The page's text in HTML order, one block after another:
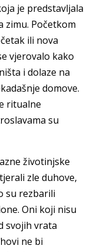
je predstavljala
zimu. Početkom
ili nova
vjerovalo kako
i dolaze na
domove.
ritualne
su
životinjske
zle duhove,
su rezbarili
Oni koji nisu
svojih vrata
ne bi